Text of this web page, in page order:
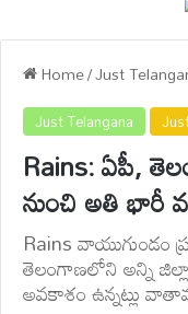
Home/Just
Just Telangana
Rains: ఏపీ,
నుంచి అతి భారీ
Rains వాయుగుండం
తెలంగాణలోని అన్ని
అవకాశం ఉన్నట్లు